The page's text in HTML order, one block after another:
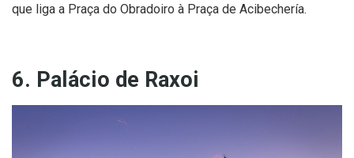
que liga a Praça do Obradoiro à Praça de Acibechería.
6. Palácio de Raxoi